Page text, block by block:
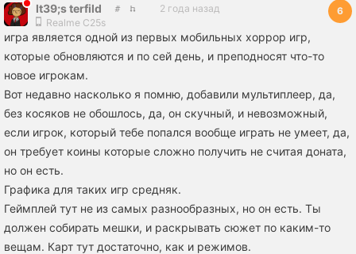
It39;s terfild
2 года назад
Realme C25s
6
игра является одной из первых мобильных хоррор игр,
которые обновляются и по сей день, и преподносят что-то
новое игрокам.
Вот недавно насколько я помню, добавили мультиплеер, да,
без косяков не обошлось, да, он скучный, и невозможный,
если игрок, который тебе попался вообще играть не умеет, да,
он требует коины которые сложно получить не считая доната,
но он есть.
Графика для таких игр средняк.
Геймплей тут не из самых разнообразных, но он есть. Ты
должен собирать мешки, и раскрывать сюжет по каким-то
вещам. Карт тут достаточно, как и режимов.